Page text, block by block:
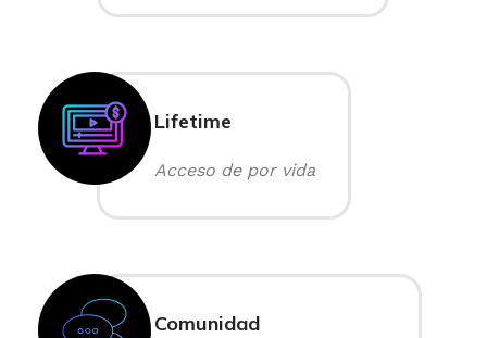
Lifetime
Acceso de por vida
Comunidad